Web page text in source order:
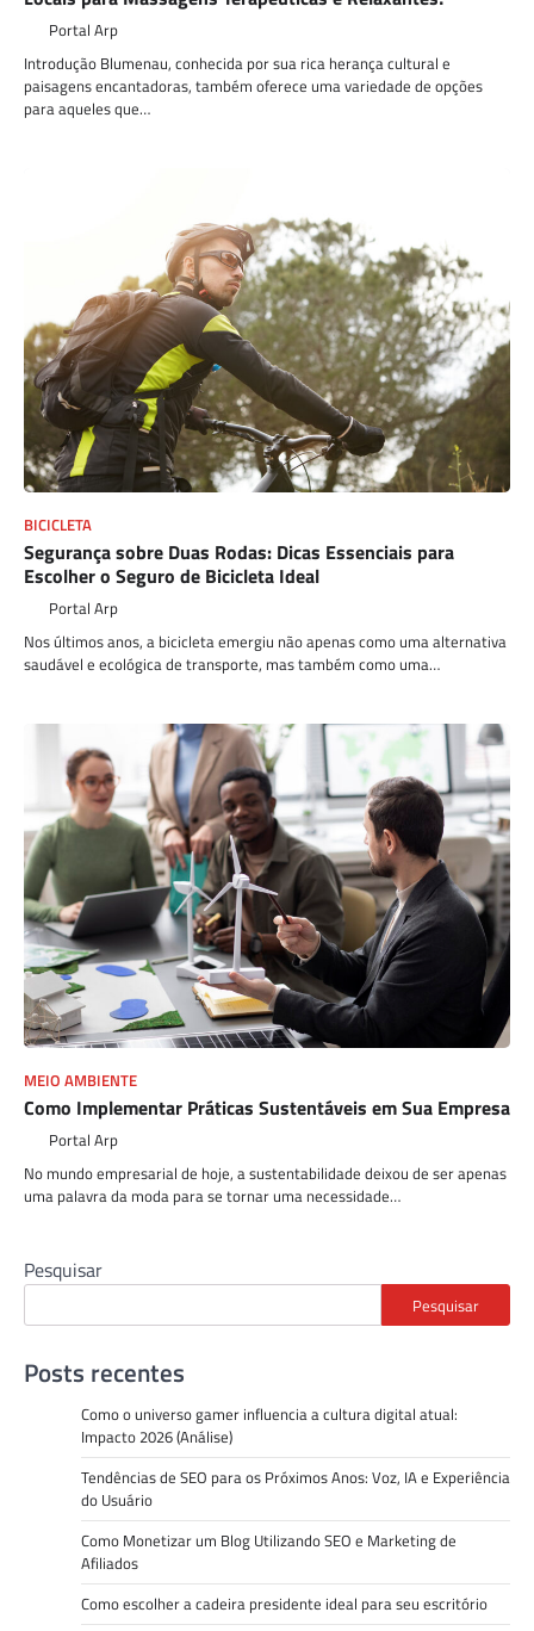
Portal Arp
Introdução Blumenau, conhecida por sua rica herança cultural e
paisagens encantadoras, também oferece uma variedade de opções
para aqueles que…
BICICLETA
Segurança sobre Duas Rodas: Dicas Essenciais para
Escolher o Seguro de Bicicleta Ideal
Portal Arp
Nos últimos anos, a bicicleta emergiu não apenas como uma alternativa
saudável e ecológica de transporte, mas também como uma…
MEIO AMBIENTE
Como Implementar Práticas Sustentáveis em Sua Empresa
Portal Arp
No mundo empresarial de hoje, a sustentabilidade deixou de ser apenas
uma palavra da moda para se tornar uma necessidade…
Pesquisar
Pesquisar
Posts recentes
Como o universo gamer influencia a cultura digital atual:
Impacto 2026 (Análise)
Tendências de SEO para os Próximos Anos: Voz, IA e Experiência
do Usuário
Como Monetizar um Blog Utilizando SEO e Marketing de
Afiliados
Como escolher a cadeira presidente ideal para seu escritório